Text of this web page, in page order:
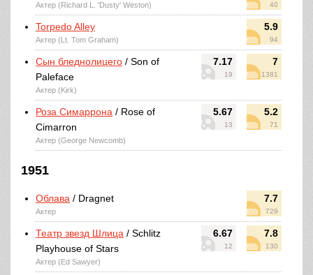
40
Актер (Richard L. 'Dusty' Weston)
5.9
94
Torpedo Alley
Актер (Lt. Tom Graham)
7.17
19
7
1381
Сын бледнолицего / Son of
Paleface
Актер (Kirk)
5.67
13
5.2
71
Роза Симаррона / Rose of
Cimarron
Актер (George Newcomb)
1951
7.7
729
Облава / Dragnet
Актер
6.67
12
7.8
130
Театр звезд Шлица / Schlitz
Playhouse of Stars
Актер (Ed Sawyer)